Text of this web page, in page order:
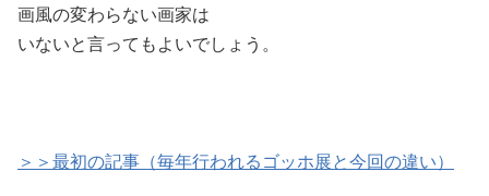
画風の変わらない画家は
いないと言ってもよいでしょう。
＞＞最初の記事（毎年行われるゴッホ展と今回の違い）